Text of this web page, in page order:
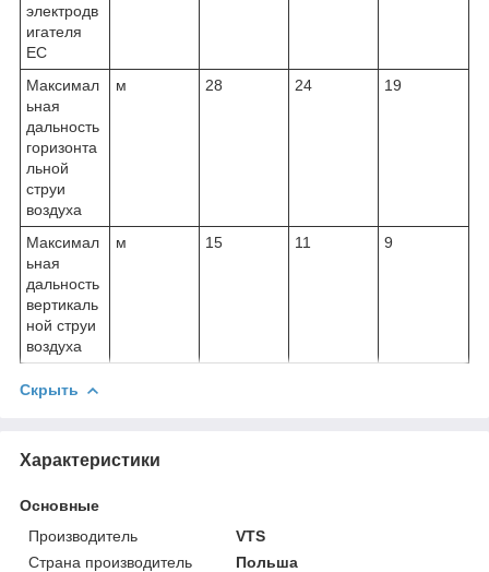
электродв
игателя
EC
Максимал
ьная
дальность
горизонта
льной
струи
воздуха
м 28 24 19
Максимал
ьная
дальность
вертикаль
ной струи
воздуха
м 15 11 9
Скрыть
Характеристики
Основные
Производитель
VTS
Страна производитель
Польша